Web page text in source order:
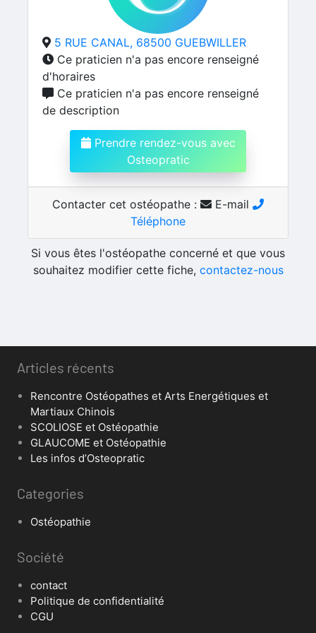
5 RUE CANAL, 68500 GUEBWILLER
Ce praticien n'a pas encore renseigné
d'horaires
Ce praticien n'a pas encore renseigné
de description
Prendre rendez-vous avec
Osteopratic
Contacter cet ostéopathe :
E-mail
Téléphone
Si vous êtes l'ostéopathe concerné et que vous
souhaitez modifier cette fiche, contactez-nous
Articles récents
Rencontre Ostéopathes et Arts Energétiques et
Martiaux Chinois
SCOLIOSE et Ostéopathie
GLAUCOME et Ostéopathie
Les infos d’Osteopratic
Categories
Ostéopathie
Société
contact
Politique de confidentialité
CGU